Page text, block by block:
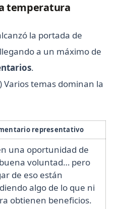
temperatura
la portada de
a un máximo de
.
(opens in a new tab)
) Varios temas dominan la
representativo
una oportunidad de
voluntad… pero
de eso están
algo de lo que ni
obtienen beneficios.